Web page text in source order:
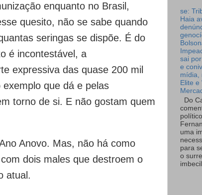
enquanto no Brasil,
quesito, não se sabe quando
seringas se dispõe. É do
é incontestável, a
expressiva das quase 200 mil
que dá e pelas
torno de si. E não gostam quem
Anovo. Mas, não há como
dois males que destroem o
atual.
se:
Haia
sai
e
mídia,
Elite e
Do
uma
para
o